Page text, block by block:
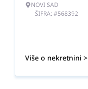
NOVI SAD
ŠIFRA: #568392
Više o nekretnini >